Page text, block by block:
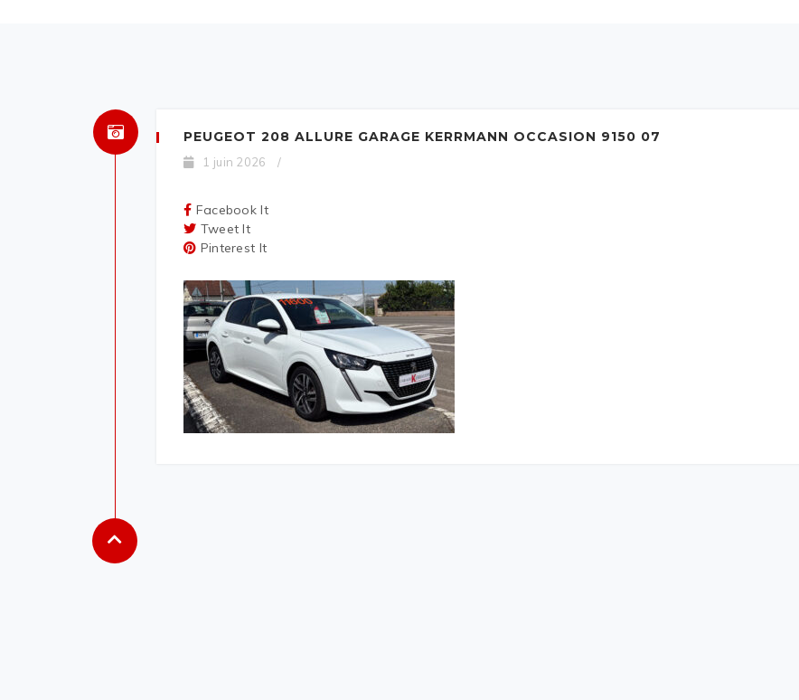
PEUGEOT 208 ALLURE GARAGE KERRMANN OCCASION 9150 07
1 juin 2026 /
Facebook It
Tweet It
Pinterest It